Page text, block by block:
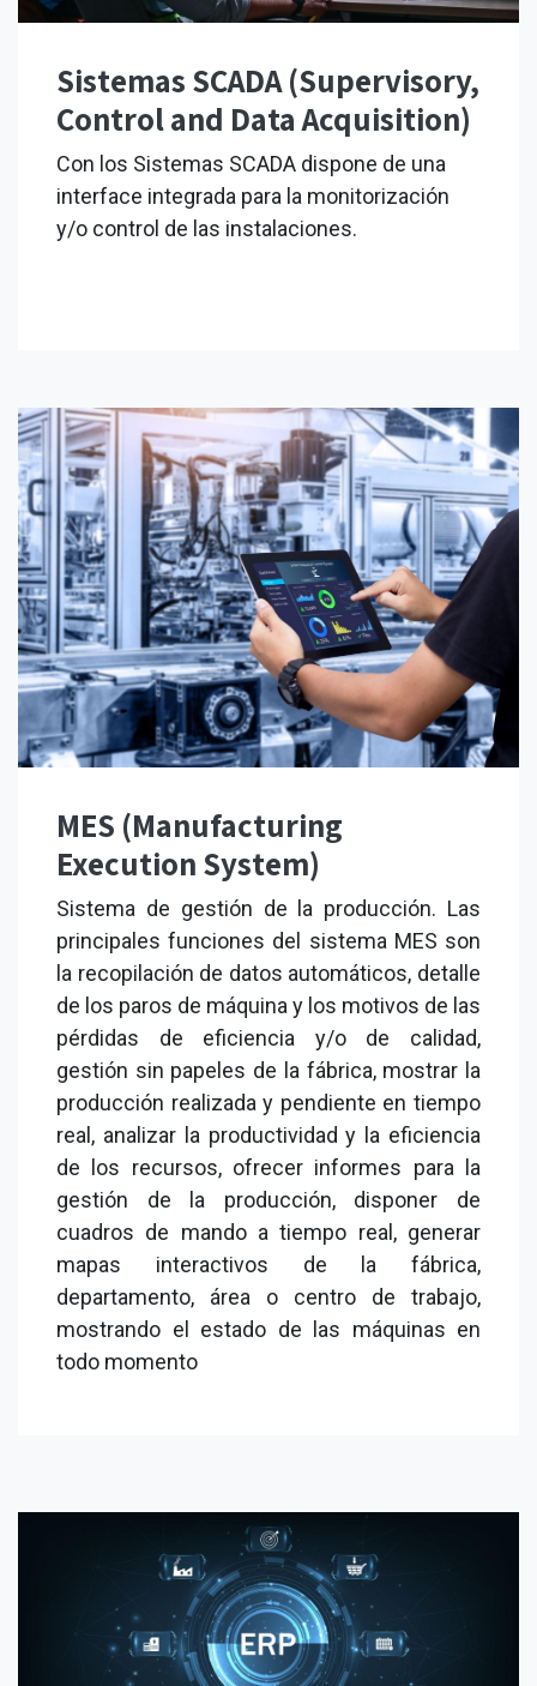
Sistemas SCADA (Supervisory,
Control and Data Acquisition)
Con los Sistemas SCADA dispone de una
interface integrada para la monitorización
y/o control de las instalaciones.
MES (Manufacturing
Execution System)
Sistema de gestión de la producción. Las
principales funciones del sistema MES son
la recopilación de datos automáticos, detalle
de los paros de máquina y los motivos de las
pérdidas de eficiencia y/o de calidad,
gestión sin papeles de la fábrica, mostrar la
producción realizada y pendiente en tiempo
real, analizar la productividad y la eficiencia
de los recursos, ofrecer informes para la
gestión de la producción, disponer de
cuadros de mando a tiempo real, generar
mapas interactivos de la fábrica,
departamento, área o centro de trabajo,
mostrando el estado de las máquinas en
todo momento